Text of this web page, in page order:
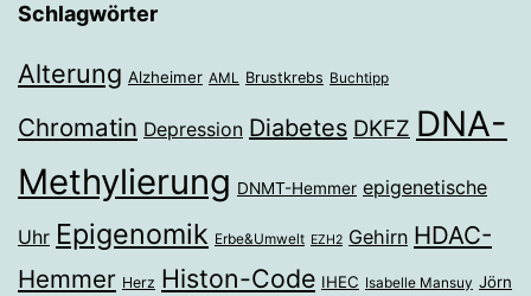
Schlagwörter
Alterung Alzheimer AML Brustkrebs Buchtipp
Chromatin Depression Diabetes DKFZ DNA-
Methylierung DNMT-Hemmer epigenetische
Uhr Epigenomik Erbe&Umwelt EZH2 Gehirn HDAC-
Hemmer Herz Histon-Code IHEC Isabelle Mansuy Jörn